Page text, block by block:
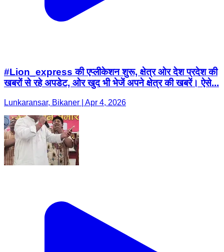
#Lion_express की एप्लीकेशन शुरू, क्षेत्र ओर देश प्रदेश की
खबरों से रहे अपडेट, ओर खुद भी भेजें अपने क्षेत्र की खबरें। ऐसे...
Lunkaransar, Bikaner | Apr 4, 2026